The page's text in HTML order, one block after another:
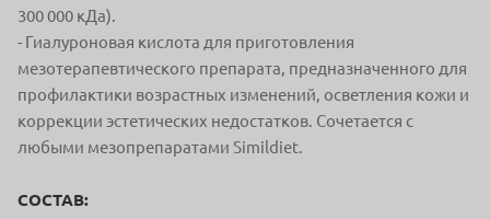
300 000 кДа).
- Гиалуроновая кислота для приготовления
мезотерапевтического препарата, предназначенного для
профилактики возрастных изменений, осветления кожи и
коррекции эстетических недостатков. Сочетается с
любыми мезопрепаратами Simildiet.
СОСТАВ: